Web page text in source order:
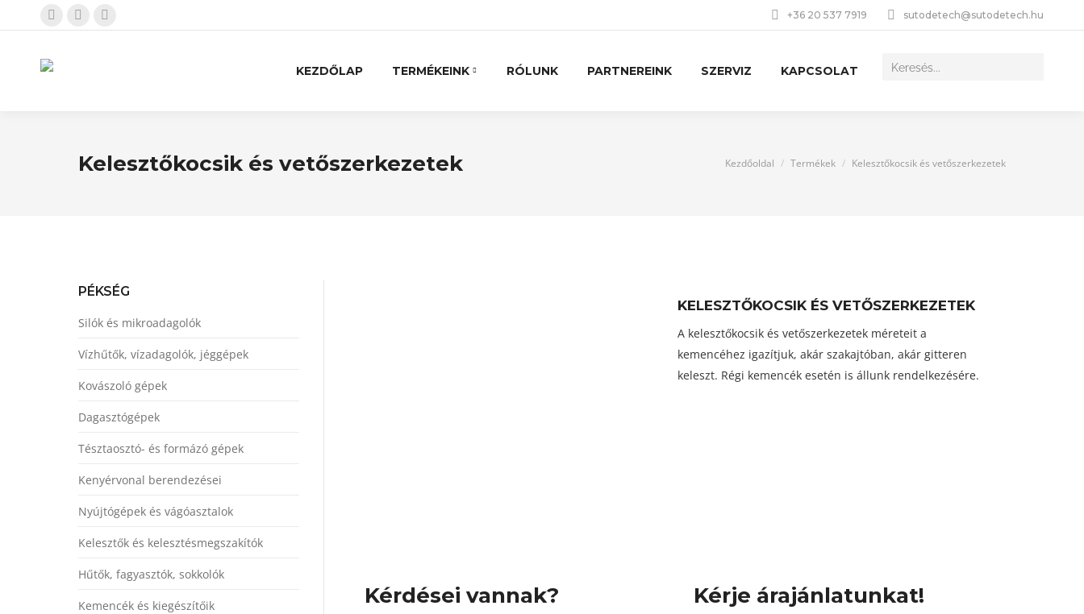
+36 20 537 7919 sutodetech@sutodetech.hu
KEZDŐLAP TERMÉKEINK RÓLUNK PARTNEREINK SZERVIZ KAPCSOLAT
Kelesztőkocsik és vetőszerkezetek You are here:
Kezdőoldal Termékek Kelesztőkocsik és vetőszerkezetek
KELESZTŐKOCSIK ÉS VETŐSZERKEZETEK
A kelesztőkocsik és vetőszerkezetek méreteit a
kemencéhez igazítjuk, akár szakajtóban, akár gitteren
keleszt. Régi kemencék esetén is állunk rendelkezésére.
Kérdései vannak? Kérje árajánlatunkat!
PÉKSÉG
Silók és mikroadagolók
Vízhűtők, vízadagolók, jéggépek
Kovászoló gépek
Dagasztógépek
Tésztaosztó- és formázó gépek
Kenyérvonal berendezései
Nyújtógépek és vágóasztalok
Kelesztők és kelesztésmegszakítók
Hűtők, fagyasztók, sokkolók
Kemencék és kiegészítőik